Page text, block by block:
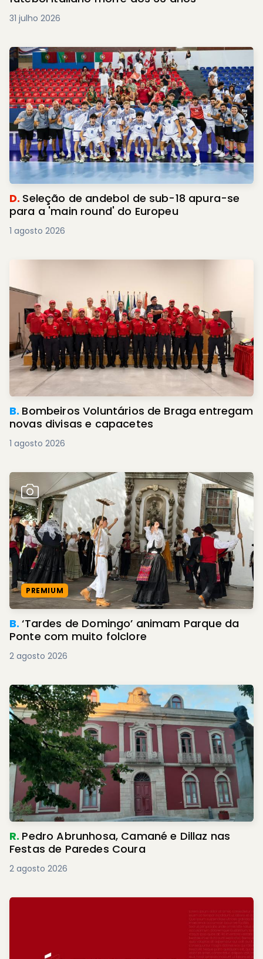
31 julho 2026
D. Seleção de andebol de sub-18 apura-se
para a 'main round' do Europeu
1 agosto 2026
B. Bombeiros Voluntários de Braga entregam
novas divisas e capacetes
1 agosto 2026
PREMIUM
B.‘Tardes de Domingo’ animam Parque da
Ponte com muito folclore
2 agosto 2026
R. Pedro Abrunhosa, Camané e Dillaz nas
Festas de Paredes Coura
2 agosto 2026